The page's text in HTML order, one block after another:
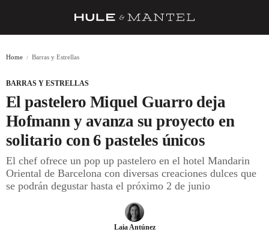
BARRAS Y ESTRELLAS
DÓNDE COMER
ÍDOLOS DE MESAS
CUADERNO DE VIAJE
Home Barras y Estrellas
BARRAS Y ESTRELLAS
El pastelero Miquel Guarro deja
Hofmann y avanza su proyecto en
solitario con 6 pasteles únicos
El chef ofrece un pop up pastelero en el hotel Mandarin
Oriental de Barcelona con diversas creaciones dulces que
se podrán degustar hasta el próximo 2 de junio
Laia Antúnez